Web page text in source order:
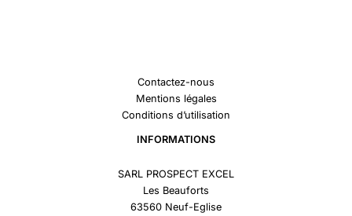
Contactez-nous
Mentions légales
Conditions d’utilisation
INFORMATIONS
SARL PROSPECT EXCEL
Les Beauforts
63560 Neuf-Eglise